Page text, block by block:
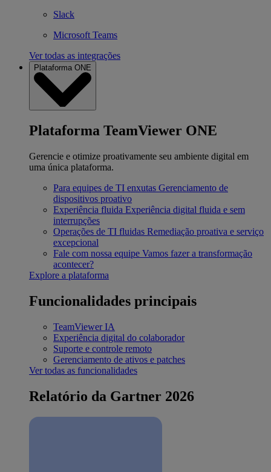
Slack
Microsoft Teams
Ver todas as integrações
Plataforma ONE
Plataforma TeamViewer ONE
Gerencie e otimize proativamente seu ambiente digital em
uma única plataforma.
Para equipes de TI enxutas Gerenciamento de
dispositivos proativo
Experiência fluida Experiência digital fluida e sem
interrupções
Operações de TI fluidas Remediação proativa e serviço
excepcional
Fale com nossa equipe Vamos fazer a transformação
acontecer?
Explore a plataforma
Funcionalidades principais
TeamViewer IA
Experiência digital do colaborador
Suporte e controle remoto
Gerenciamento de ativos e patches
Ver todas as funcionalidades
Relatório da Gartner 2026